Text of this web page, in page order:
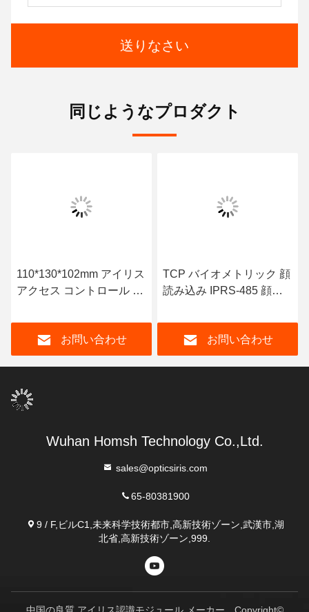
送りなさい
同じようなプロダクト
110*130*102mm アイリス
アクセス コントロール セ
お問い合わせ
TCP バイオメトリック 顔
読み込み IPRS-485 顔識
お問い合わせ
Wuhan Homsh Technology Co.,Ltd.
sales@opticsiris.com
65-80381900
9 / F,ビルC1,未来科学技術都市,高新技術ゾーン,武漢市,湖
北省,高新技術ゾーン,999.